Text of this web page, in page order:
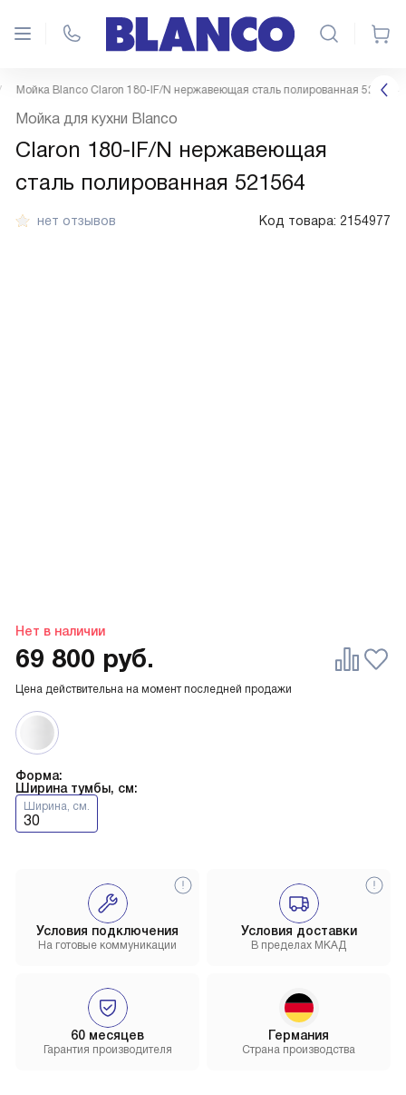
Мойка Blanco Claron 180-IF/N нержавеющая сталь полированная 521564
нет отзывов Код товара: 2154977
Нет в наличии
Мойка для кухни Blanco
Claron 180-IF/N нержавеющая
сталь полированная 521564
Форма:
Ширина тумбы, см:
Ширина, см.
30
Цена действительна на момент последней продажи
69 800 руб.
Условия доставки
В пределах МКАД
60 месяцев
Гарантия производителя
Условия подключения
На готовые коммуникации
Германия
Страна производства